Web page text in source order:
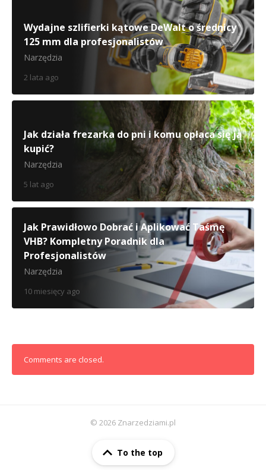
Wydajne szlifierki kątowe DeWalt o średnicy
125 mm dla profesjonalistów
Narzędzia
2 lata ago
Jak działa frezarka do pni i komu opłaca się ją
kupić?
Narzędzia
5 lat ago
Jak Prawidłowo Dobrać i Aplikować Taśmę
VHB? Kompletny Poradnik dla
Profesjonalistów
Narzędzia
10 miesięcy ago
Comments are closed.
© 2026 Znarzedziami.pl
To the top